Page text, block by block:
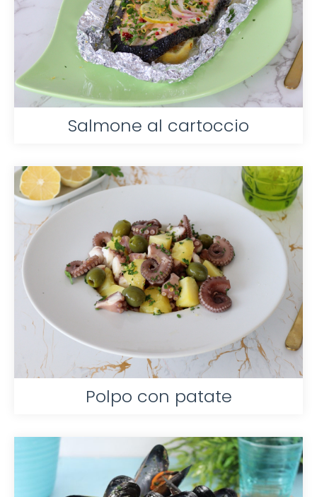
Salmone al cartoccio
Polpo con patate